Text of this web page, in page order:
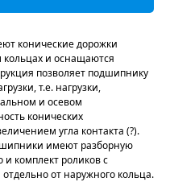
конические дорожки
и оснащаются
позволяет подшипнику
т.е. нагрузки,
и осевом
конических
угла контакта (?).
имеют разборную
и комплект роликов с
от наружного кольца.